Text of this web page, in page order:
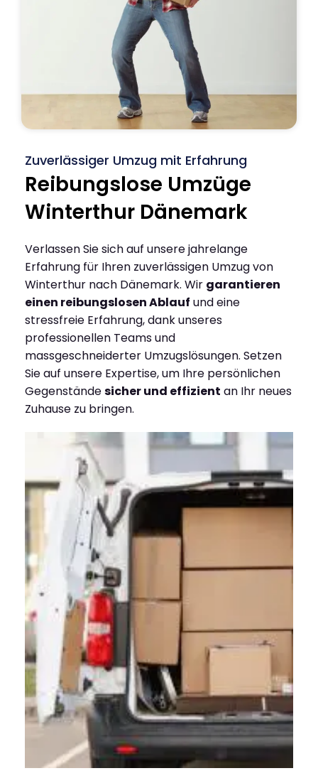
Zuverlässiger Umzug mit Erfahrung
Reibungslose Umzüge
Winterthur Dänemark
Verlassen Sie sich auf unsere jahrelange
Erfahrung für Ihren zuverlässigen Umzug von
Winterthur nach Dänemark. Wir garantieren
einen reibungslosen Ablauf und eine
stressfreie Erfahrung, dank unseres
professionellen Teams und
massgeschneiderter Umzugslösungen. Setzen
Sie auf unsere Expertise, um Ihre persönlichen
Gegenständesicher und effizient an Ihr neues
Zuhause zu bringen.